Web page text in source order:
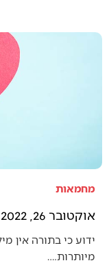
מחמאות
אוקטובר 26, 2022
ידוע כי בתורה אין
מיותרות.…